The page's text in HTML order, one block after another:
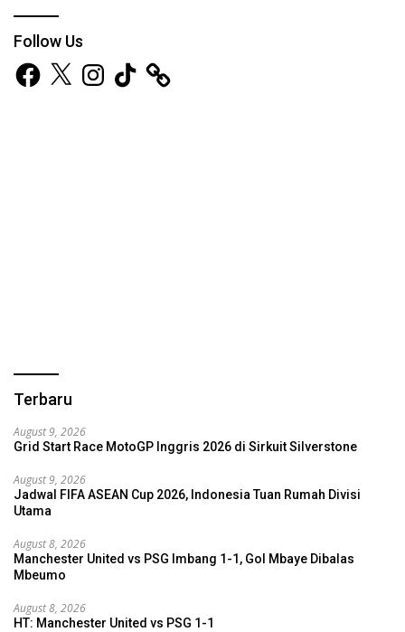
Follow Us
Facebook
X Instagram
TikTok
Terbaru
August 9, 2026
Grid Start Race MotoGP Inggris 2026 di Sirkuit Silverstone
August 9, 2026
Jadwal FIFA ASEAN Cup 2026, Indonesia Tuan Rumah Divisi
Utama
August 8, 2026
Manchester United vs PSG Imbang 1-1, Gol Mbaye Dibalas
Mbeumo
August 8, 2026
HT: Manchester United vs PSG 1-1